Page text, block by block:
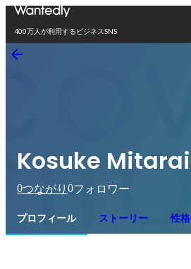
400万人が利用するビジネスSNS
Kosuke Mitarai
0つながり 0フォロワー
プロフィール ストーリー 性格